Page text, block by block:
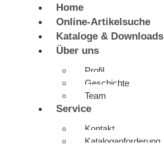
Home
Online-Artikelsuche
Kataloge & Downloads
Über uns
Profil
Geschichte
Team
Service
Kontakt
Kataloganforderung